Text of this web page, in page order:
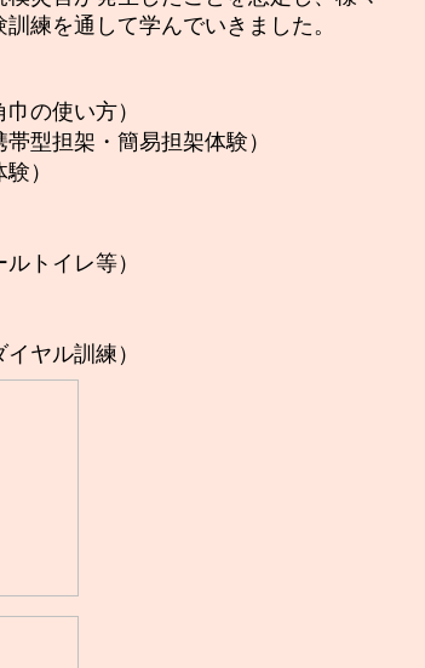
練を通して学んでいきました。
の使い方）
型担架・簡易担架体験）
）
トイレ等）
ヤル訓練）